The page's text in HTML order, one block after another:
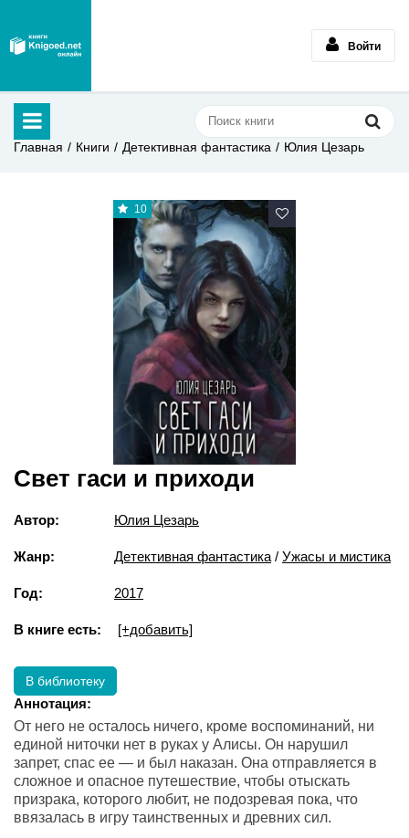
Войти
Главная Книги Детективная фантастика Юлия Цезарь
10
Свет гаси и приходи
Автор: Юлия Цезарь
Жанр: Детективная фантастика/ Ужасы и мистика
Год: 2017
В книге есть: [+добавить]
В библиотеку
Аннотация:
От него не осталось ничего, кроме воспоминаний, ни
единой ниточки нет в руках у Алисы. Он нарушил
запрет, спас ее — и был наказан. Она отправляется в
сложное и опасное путешествие, чтобы отыскать
призрака, которого любит, не подозревая пока, что
ввязалась в игру таинственных и древних сил.